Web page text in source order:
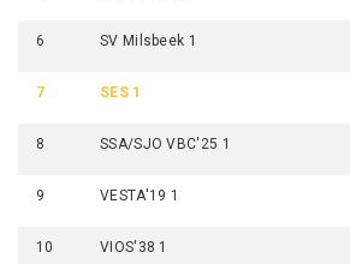
6 SV Milsbeek 1
7 SES 1
8 SSA/SJO VBC'25 1
9 VESTA'19 1
10 VIOS'38 1